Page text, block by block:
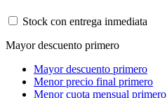
Stock con entrega inmediata
Mayor descuento primero
Mayor descuento primero
Menor precio final primero
Menor cuota mensual primero